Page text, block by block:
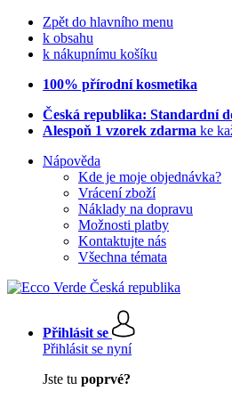
Zpět do hlavního menu
k obsahu
k nákupnímu košíku
100% přírodní kosmetika
Česká republika: Standardní
Alespoň 1 vzorek zdarma ke
Nápověda
Kde je moje objednávka?
Vrácení zboží
Náklady na dopravu
Možnosti platby
Kontaktujte nás
Všechna témata
Přihlásit se
Přihlásit se nyní
Jste tu poprvé?